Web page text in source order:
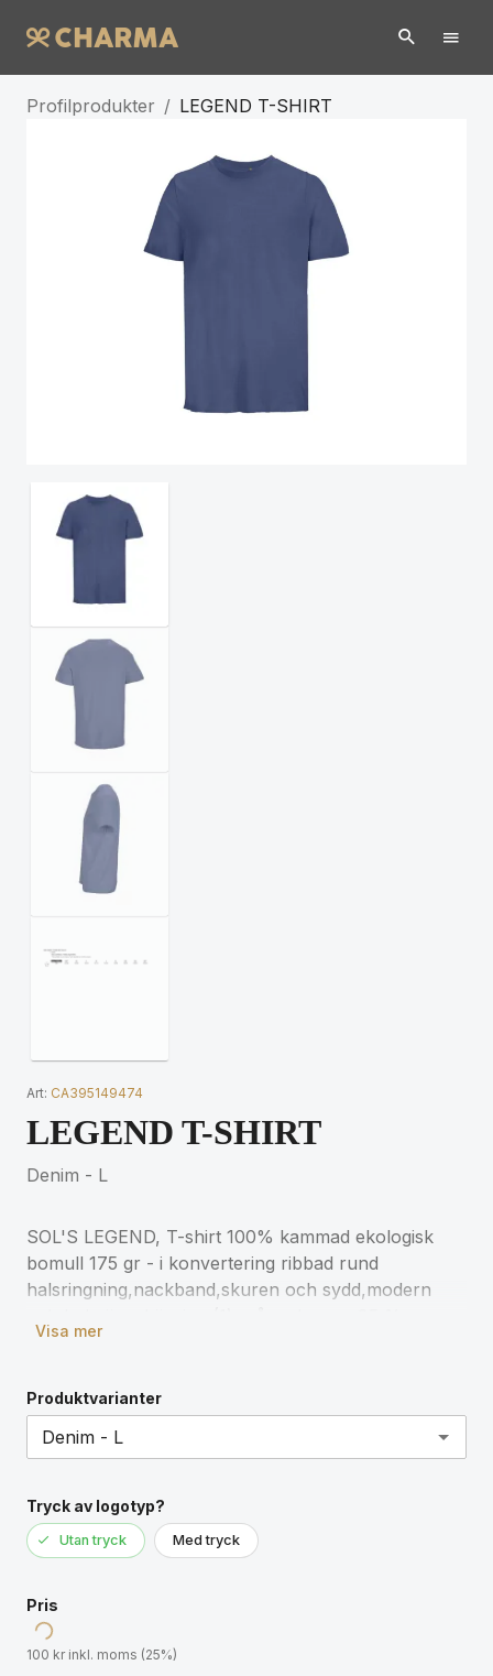
Profilprodukter / LEGEND T-SHIRT
Art: CA395149474
LEGEND T-SHIRT
Denim - L
SOL'S LEGEND, T-shirt 100% kammad ekologisk
bomull 175 gr - i konvertering ribbad rund
halsringning,nackband,skuren och sydd,modern
ekologisk bomull / 15 % viskos. För matchande
produktdokumentationen.
Visa mer
Produktvarianter
Tryck av logotyp?
Utan tryck Med tryck
Pris
100 kr inkl. moms (25%)